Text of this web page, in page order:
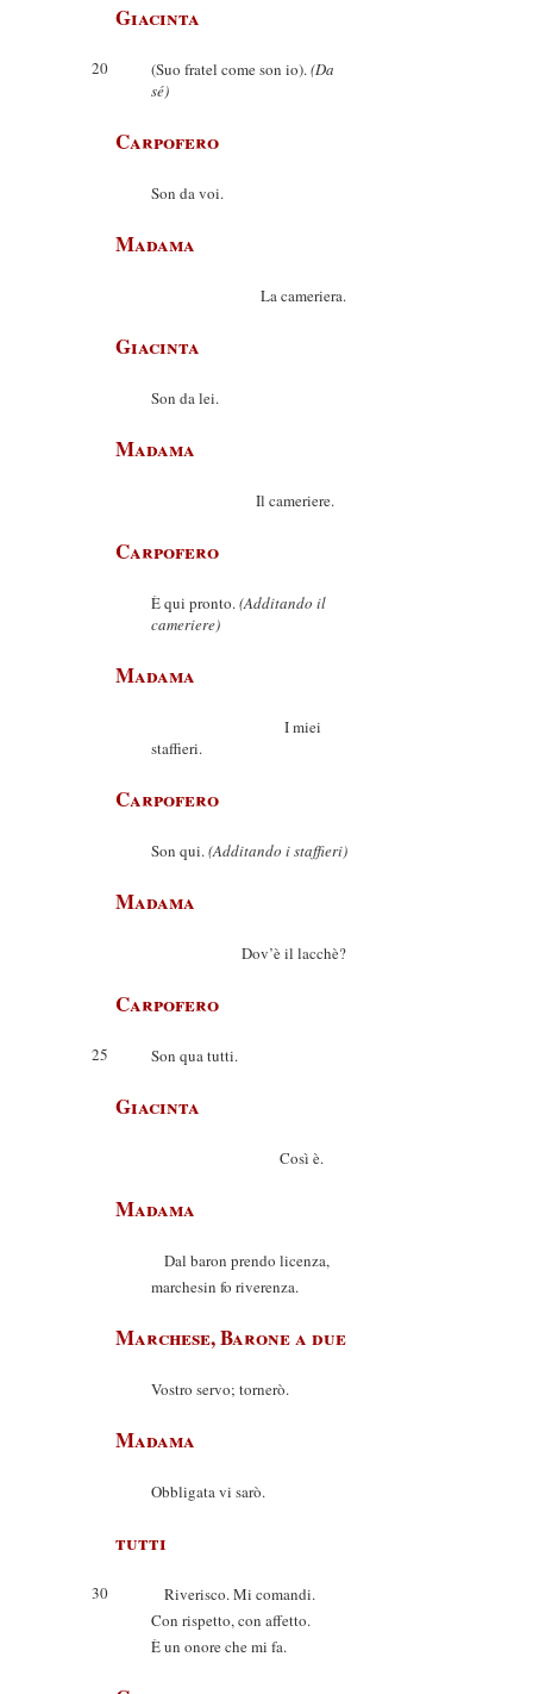
Giacinta
20 (Suo fratel come son io).(Da
sé)
Carpofero
Son da voi.
Madama
La cameriera.
Giacinta
Son da lei.
Madama
Il cameriere.
Carpofero
È qui pronto.(Additando il
cameriere)
Madama
I miei
staffieri.
Carpofero
Son qui.(Additando i staffieri)
Madama
Dov’è il lacchè?
Carpofero
25 Son qua tutti.
Giacinta
Così è.
Madama
Dal baron prendo licenza,
marchesin fo riverenza.
Marchese, Barone a due
Vostro servo; tornerò.
Madama
Obbligata vi sarò.
tutti
30
Riverisco. Mi comandi.
Con rispetto, con affetto.
È un onore che mi fa.